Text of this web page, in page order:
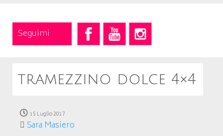
Seguimi
tramezzino dolce 4×4
15 Luglio 2017
Sara Masiero